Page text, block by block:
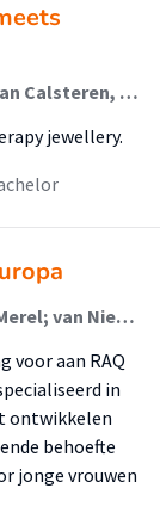
Terwee, Mae Lin (Student); Watson, Jo; van Calsteren, Erik
jewellery.
van der Lee, Marieke (Student); de Boer, Merel; van Niekerk, Gertrude
voor aan RAQ
in
ontwikkelen
behoefte
jonge vrouwen